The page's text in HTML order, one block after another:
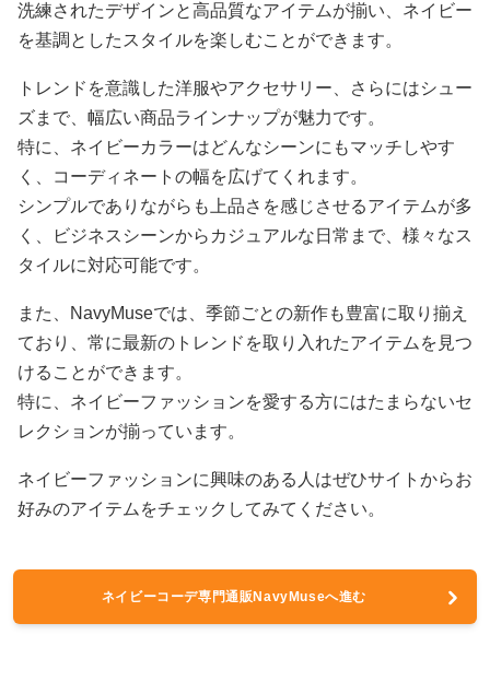
洗練されたデザインと高品質なアイテムが揃い、ネイビー
を基調としたスタイルを楽しむことができます。
トレンドを意識した洋服やアクセサリー、さらにはシュー
ズまで、幅広い商品ラインナップが魅力です。
特に、ネイビーカラーはどんなシーンにもマッチしやす
く、コーディネートの幅を広げてくれます。
シンプルでありながらも上品さを感じさせるアイテムが多
く、ビジネスシーンからカジュアルな日常まで、様々なス
タイルに対応可能です。
また、NavyMuseでは、季節ごとの新作も豊富に取り揃え
ており、常に最新のトレンドを取り入れたアイテムを見つ
けることができます。
特に、ネイビーファッションを愛する方にはたまらないセ
レクションが揃っています。
ネイビーファッションに興味のある人はぜひサイトからお
好みのアイテムをチェックしてみてください。
ネイビーコーデ専門通販NavyMuseへ進む